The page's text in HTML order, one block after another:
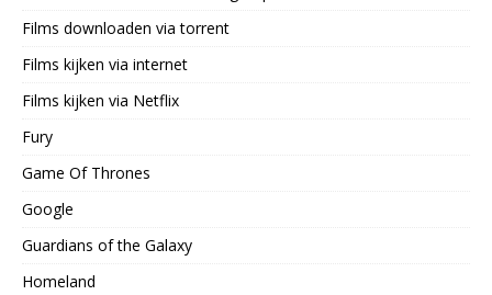
Films downloaden via torrent
Films kijken via internet
Films kijken via Netflix
Fury
Game Of Thrones
Google
Guardians of the Galaxy
Homeland